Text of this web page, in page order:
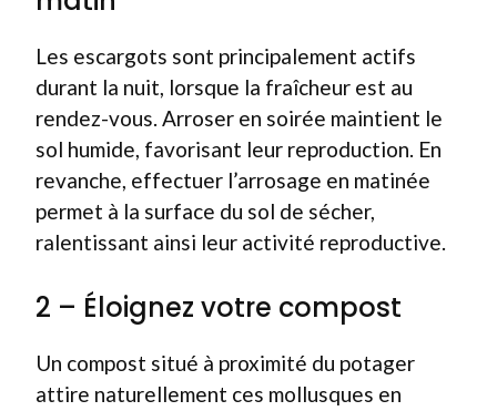
Les escargots sont principalement actifs
durant la nuit, lorsque la fraîcheur est au
rendez-vous. Arroser en soirée maintient le
sol humide, favorisant leur reproduction. En
revanche, effectuer l’arrosage en matinée
permet à la surface du sol de sécher,
ralentissant ainsi leur activité reproductive.
2 – Éloignez votre compost
Un compost situé à proximité du potager
attire naturellement ces mollusques en